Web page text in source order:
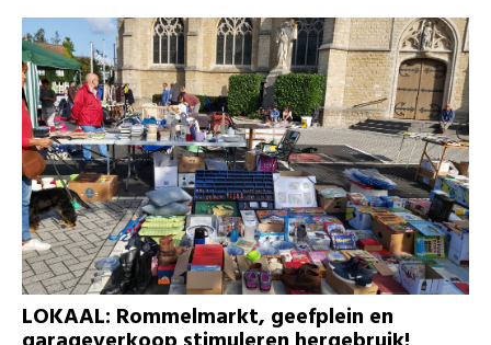
LOKAAL: Rommelmarkt, geefplein en